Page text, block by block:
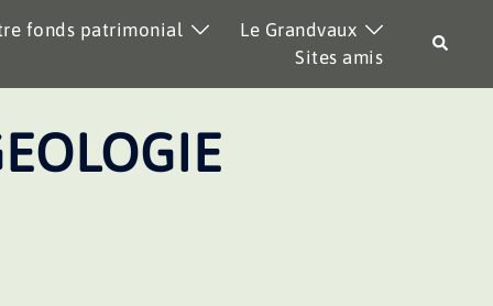
fonds patrimonial
Le Grandvaux
Sites amis